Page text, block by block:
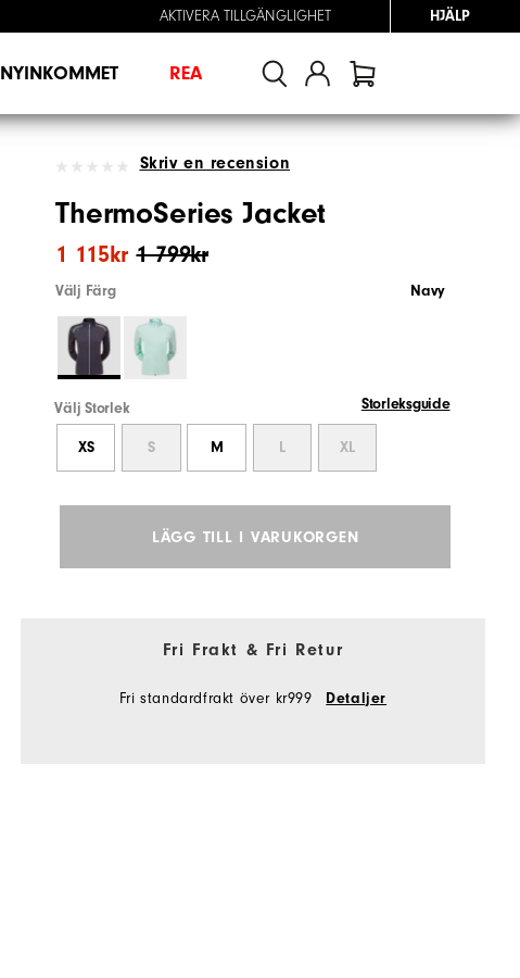
AKTIVERA TILLGÄNGLIGHET HJÄLP
NYINKOMMET REA
Skriv en recension
ThermoSeries Jacket
1 799kr
1 115kr
Välj Färg Navy
Välj Storlek Storleksguide
XS S M L XL
LÄGG TILL I VARUKORGEN
Fri Frakt & Fri Retur
Fri standardfrakt över kr999 Detaljer